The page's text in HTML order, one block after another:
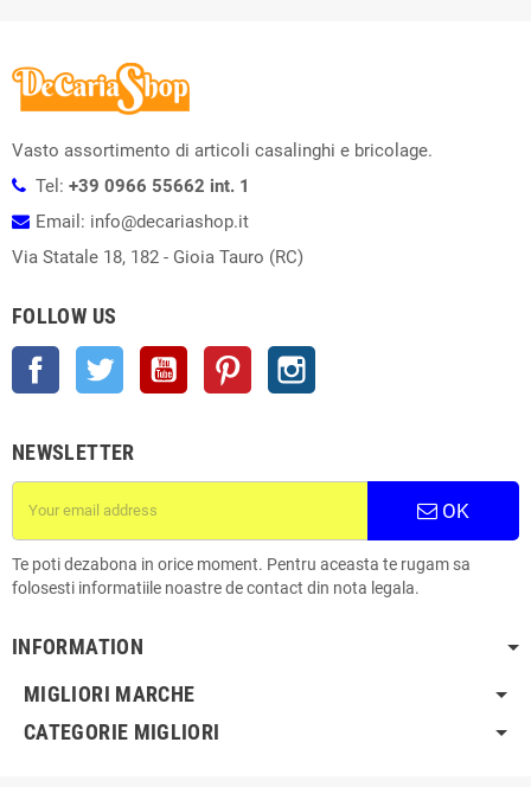
Vasto assortimento di articoli casalinghi e bricolage.
Tel: +39 0966 55662 int. 1
Email: info@decariashop.it
Via Statale 18, 182 - Gioia Tauro (RC)
FOLLOW US
Facebook Twitter YouTube Pinterest
NEWSLETTER
OK
Te poti dezabona in orice moment. Pentru aceasta te rugam sa
folosesti informatiile noastre de contact din nota legala.
INFORMATION
MIGLIORI MARCHE
CATEGORIE MIGLIORI